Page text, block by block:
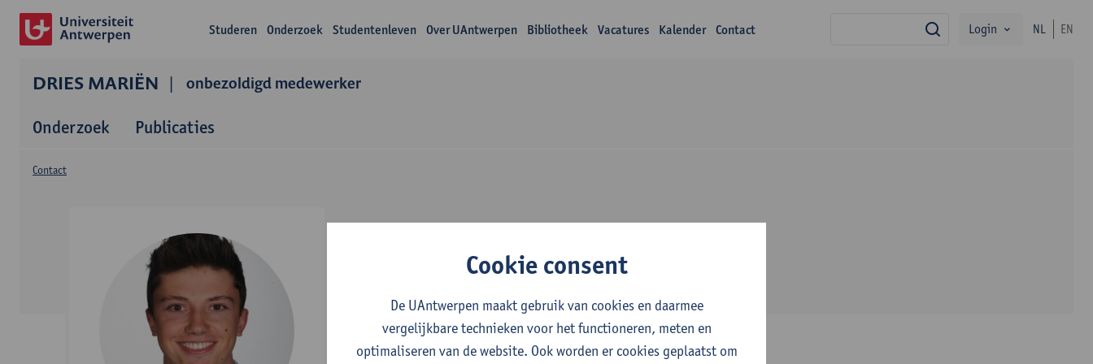
Studeren Onderzoek Studentenleven Over UAntwerpen Bibliotheek Vacatures Kalender Contact zoekLogin NL EN
DRIES MARIËN onbezoldigd medewerker
Onderzoek Publicaties
Over Dries Mariën
Contact
Cookie consent
De UAntwerpen maakt gebruik van cookies en daarmee
vergelijkbare technieken voor het functioneren, meten en
optimaliseren van de website. Ook worden er cookies geplaatst om